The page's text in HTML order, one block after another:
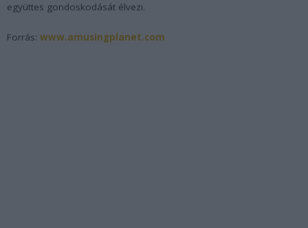
együttes gondoskodását élvezi.
Forrás: www.amusingplanet.com